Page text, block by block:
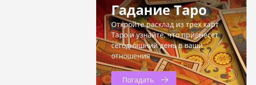
Гадание Таро
Откройте расклад из трех карт
Таро и узнайте, что привнесет
сегодняшний день в ваши
отношения
Погадать